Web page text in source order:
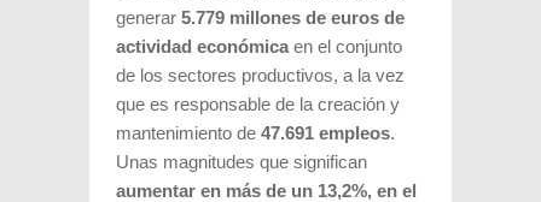
generar 5.779 millones de euros de
actividad económica en el conjunto
de los sectores productivos, a la vez
que es responsable de la creación y
mantenimiento de 47.691 empleos.
Unas magnitudes que significan
aumentar en más de un 13,2%, en el